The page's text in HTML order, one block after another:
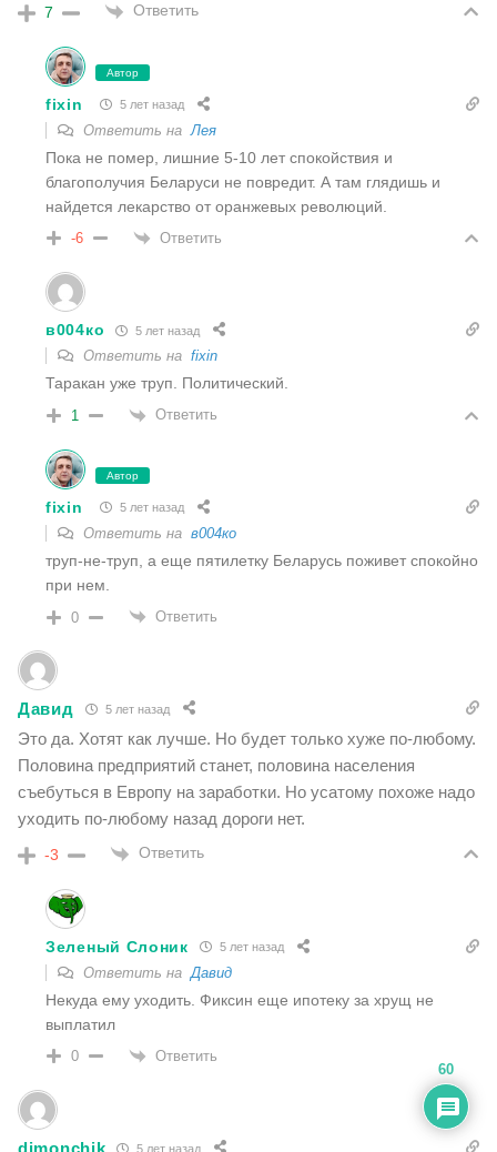
7 Ответить
Автор
fixin 5 лет назад
Ответить на Лея
Пока не помер, лишние 5-10 лет спокойствия и
благополучия Беларуси не повредит. А там глядишь и
найдется лекарство от оранжевых революций.
-6 Ответить
в004ко 5 лет назад
Ответить на fixin
Таракан уже труп. Политический.
1 Ответить
Автор
fixin 5 лет назад
Ответить на в004ко
труп-не-труп, а еще пятилетку Беларусь поживет спокойно
при нем.
0 Ответить
Давид 5 лет назад
Это да. Хотят как лучше. Но будет только хуже по-любому.
Половина предприятий станет, половина населения
съебуться в Европу на заработки. Но усатому похоже надо
уходить по-любому назад дороги нет.
-3 Ответить
Зеленый Слоник 5 лет назад
Ответить на Давид
Некуда ему уходить. Фиксин еще ипотеку за хрущ не
выплатил
0 Ответить
dimonchik 5 лет назад
60